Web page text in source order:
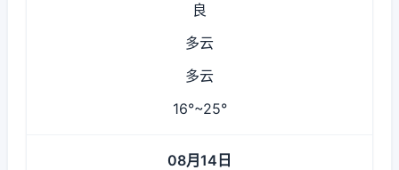
良
多云
多云
16°~25°
08月14日